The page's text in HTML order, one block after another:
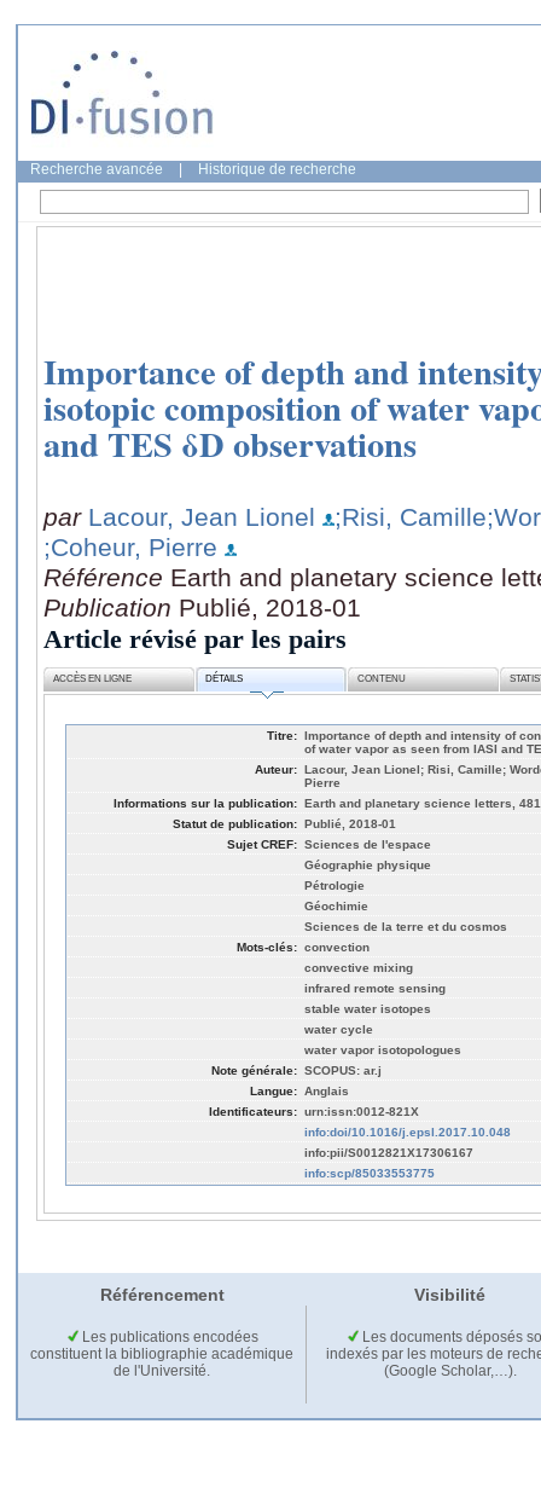
Recherche avancée Historique de recherche
Importance of depth and
isotopic composition of water
and TES δD observations
par Lacour, Jean Lionel ;Risi, Camille
;Coheur, Pierre
Référence Earth and planetary science
Publication Publié, 2018-01
Article révisé par les pairs
ACCÈS EN LIGNE DÉTAILS CONTENU
Titre: Importance of depth and intensity of
of water vapor as seen from IASI and
Auteur: Lacour, Jean Lionel; Risi, Camille;
Pierre
Informations sur la publication: Earth and planetary science letters,
Statut de publication: Publié, 2018-01
Sujet CREF: Sciences de l'espace
Géographie physique
Pétrologie
Géochimie
Sciences de la terre et du cosmos
Mots-clés: convection
convective mixing
infrared remote sensing
stable water isotopes
water cycle
water vapor isotopologues
Note générale: SCOPUS: ar.j
Langue: Anglais
Identificateurs: urn:issn:0012-821X
info:doi/10.1016/j.epsl.2017.10.048
info:pii/S0012821X17306167
info:scp/85033553775
Référencement Visibilité
Les publications encodées
constituent la bibliographie académique
de l'Université.
Les documents déposés
indexés par les moteurs de
(Google Scholar,…).